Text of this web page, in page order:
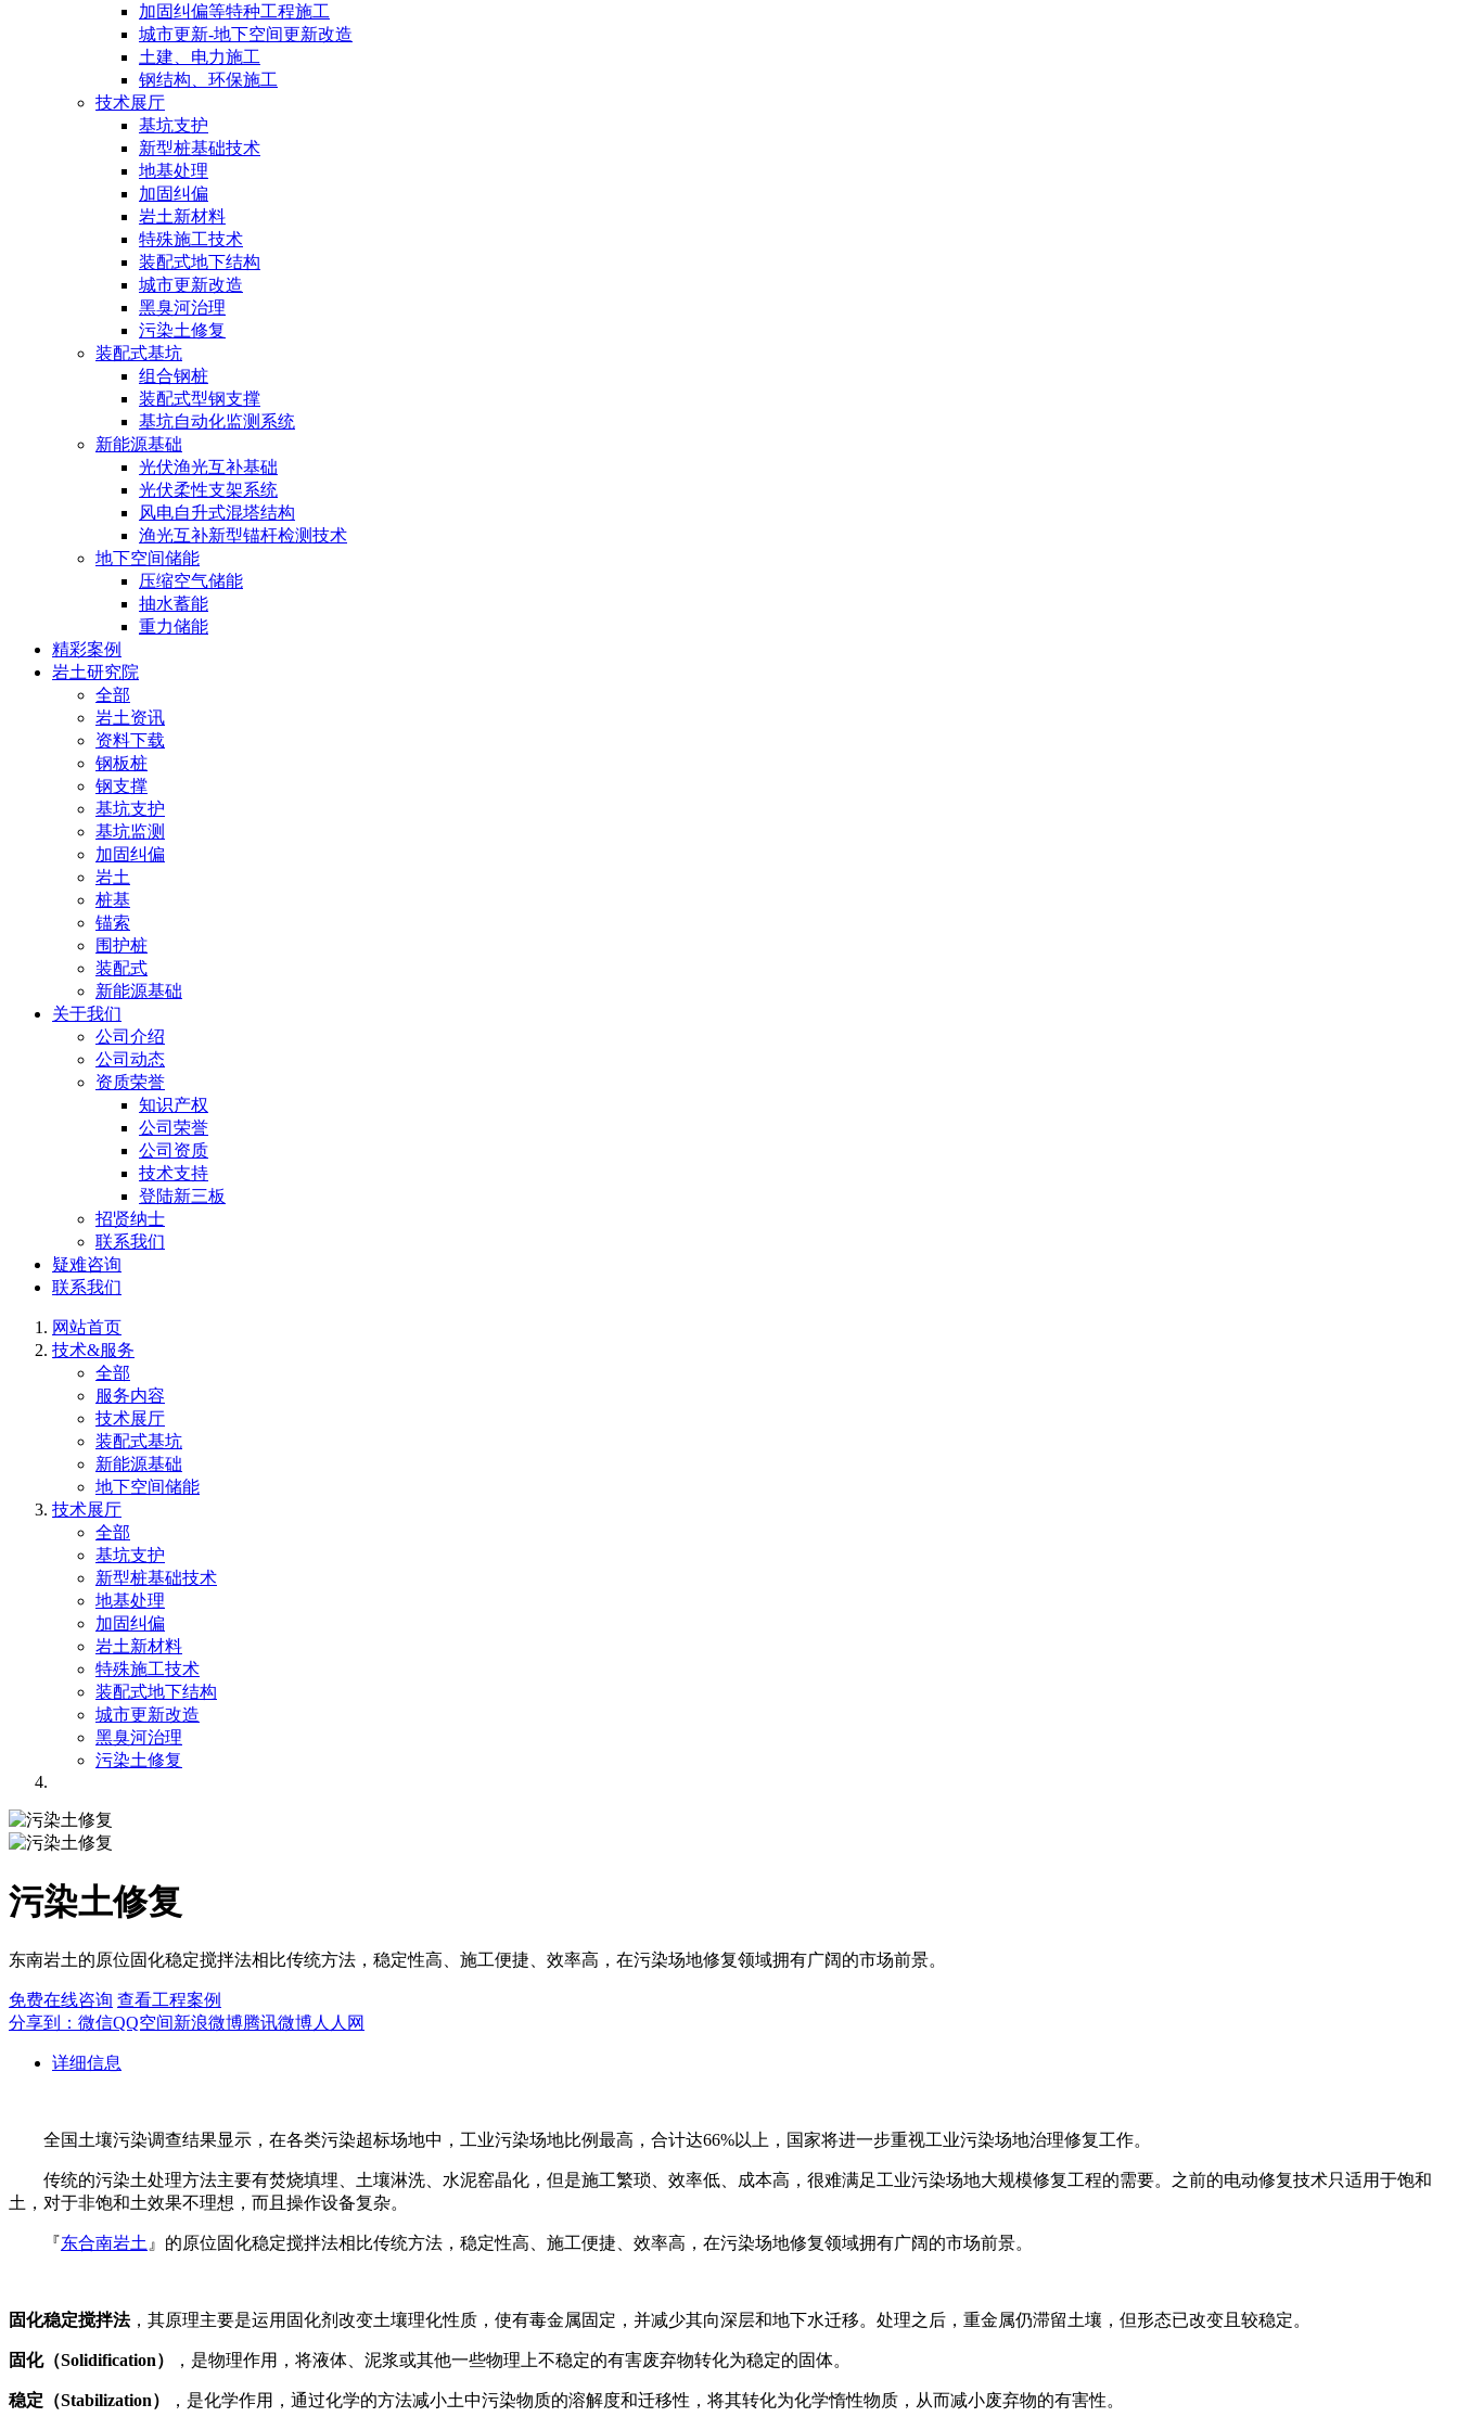
加固纠偏等特种工程施工
城市更新-地下空间更新改造
土建、电力施工
钢结构、环保施工
技术展厅
基坑支护
新型桩基础技术
地基处理
加固纠偏
岩土新材料
特殊施工技术
装配式地下结构
城市更新改造
黑臭河治理
污染土修复
装配式基坑
组合钢桩
装配式型钢支撑
基坑自动化监测系统
新能源基础
光伏渔光互补基础
光伏柔性支架系统
风电自升式混塔结构
渔光互补新型锚杆检测技术
地下空间储能
压缩空气储能
抽水蓄能
重力储能
精彩案例
岩土研究院
全部
岩土资讯
资料下载
钢板桩
钢支撑
基坑支护
基坑监测
加固纠偏
岩土
桩基
锚索
围护桩
装配式
新能源基础
关于我们
公司介绍
公司动态
资质荣誉
知识产权
公司荣誉
公司资质
技术支持
登陆新三板
招贤纳士
联系我们
疑难咨询
联系我们
网站首页
技术&服务
全部
服务内容
技术展厅
装配式基坑
新能源基础
地下空间储能
技术展厅
全部
基坑支护
新型桩基础技术
地基处理
加固纠偏
岩土新材料
特殊施工技术
装配式地下结构
城市更新改造
黑臭河治理
污染土修复
污染土修复
东南岩土的原位固化稳定搅拌法相比传统方法，稳定性高、施工便捷、效率高，在污染场地修复领域拥有广阔的市场前景。
免费在线咨询 查看工程案例
分享到： 微信QQ空间新浪微博腾讯微博人人网
详细信息
全国土壤污染调查结果显示，在各类污染超标场地中，工业污染场地比例最高，合计达66%以上，国家将进一步重视工业污染场地治理修复工作。
传统的污染土处理方法主要有焚烧填埋、土壤淋洗、水泥窑晶化，但是施工繁琐、效率低、成本高，很难满足工业污染场地大规模修复工程的需要。之前的电动修复技术只适用于饱和
土，对于非饱和土效果不理想，而且操作设备复杂。
『东合南岩土 』的原位固化稳定搅拌法相比传统方法，稳定性高、施工便捷、效率高，在污染场地修复领域拥有广阔的市场前景。
固化稳定搅拌法，其原理主要是运用固化剂改变土壤理化性质，使有毒金属固定，并减少其向深层和地下水迁移。处理之后，重金属仍滞留土壤，但形态已改变且较稳定。
固化（Solidification） ，是物理作用，将液体、泥浆或其他一些物理上不稳定的有害废弃物转化为稳定的固体。
稳定（Stabilization） ，是化学作用，通过化学的方法减小土中污染物质的溶解度和迁移性，将其转化为化学惰性物质，从而减小废弃物的有害性。